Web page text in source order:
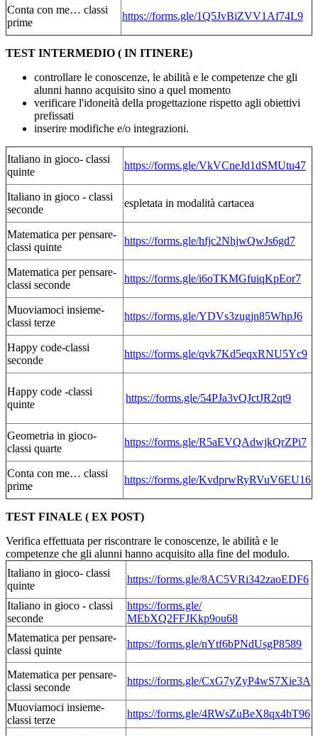
Conta con me… classi
prime
https://forms.gle/1Q5JvBiZVV1Af74L9
TEST INTERMEDIO ( IN ITINERE)
controllare le conoscenze, le abilità e le competenze che gli
alunni hanno acquisito sino a quel momento
verificare l'idoneità della progettazione rispetto agli obiettivi
prefissati
inserire modifiche e/o integrazioni.
Italiano in gioco- classi
quinte
https://forms.gle/VkVCneJd1dSMUtu47
Italiano in gioco - classi
seconde
espletata in modalità cartacea
Matematica per pensare-
classi quinte
https://forms.gle/hfjc2NhjwQwJs6gd7
Matematica per pensare-
classi seconde
https://forms.gle/i6oTKMGfuiqKpEor7
Muoviamoci insieme-
classi terze
https://forms.gle/YDVs3zugjn85WhpJ6
Happy code-classi
seconde
https://forms.gle/qvk7Kd5eqxRNU5Yc9
Happy code -classi
quinte
https://forms.gle/54PJa3vQJctJR2qt9
Geometria in gioco-
classi quarte
https://forms.gle/R5aEVQAdwjkQrZPi7
Conta con me… classi
prime
https://forms.gle/KvdprwRyRVuV6EU16
TEST FINALE ( EX POST)
Verifica effettuata per riscontrare le conoscenze, le abilità e le
competenze che gli alunni hanno acquisito alla fine del modulo.
Italiano in gioco- classi
quinte
https://forms.gle/8AC5VRi342zaoEDF6
Italiano in gioco - classi
seconde
https://forms.gle/
MEbXQ2FFJKkp9ou68
Matematica per pensare-
classi quinte
https://forms.gle/nYtf6bPNdUsgP8589
Matematica per pensare-
classi seconde
https://forms.gle/CxG7yZyP4wS7Xie3A
Muoviamoci insieme-
classi terze
https://forms.gle/4RWsZuBeX8qx4bT96